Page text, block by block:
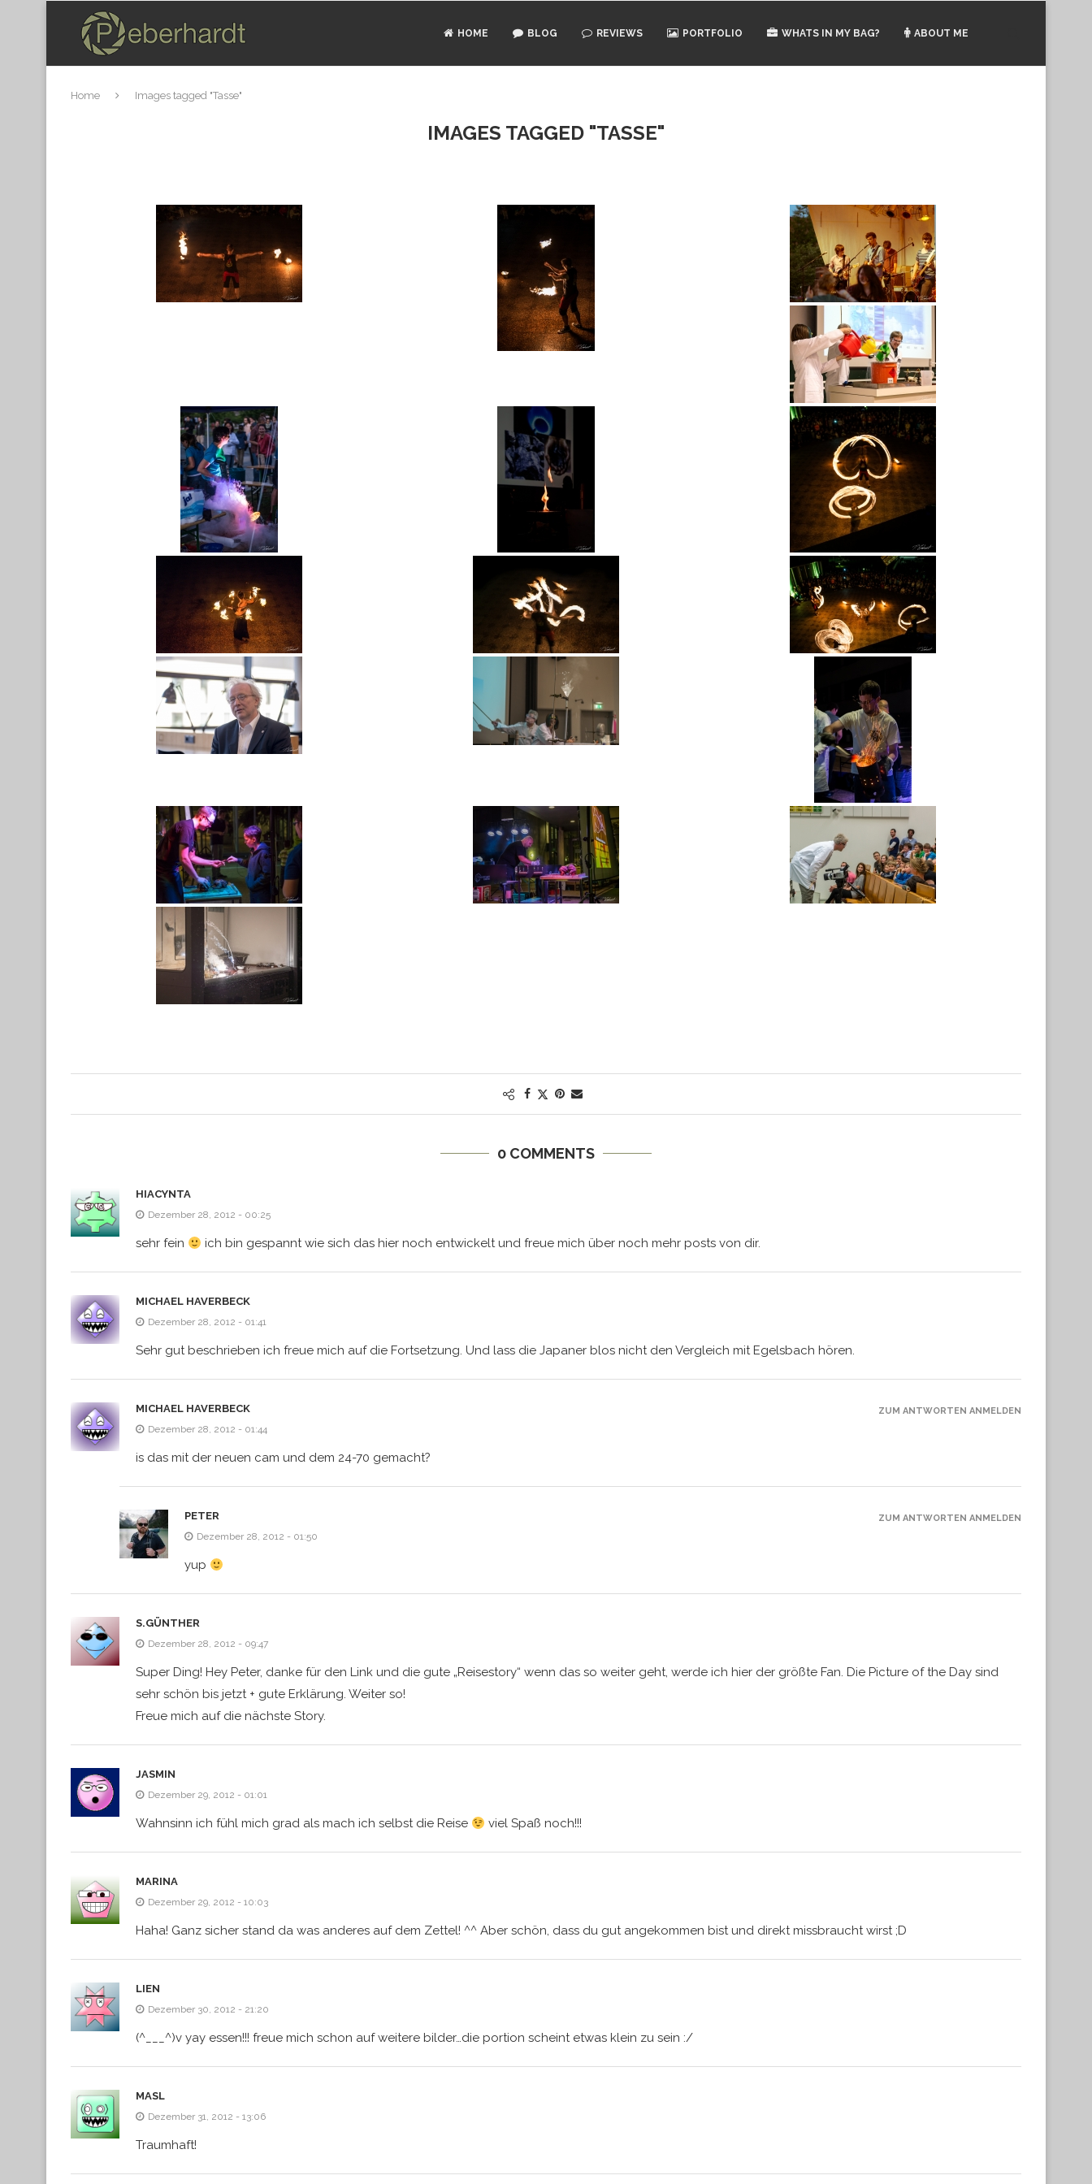
HOME BLOG REVIEWS PORTFOLIO WHATS IN MY BAG? ABOUT ME
Home Images tagged "Tasse"
IMAGES TAGGED "TASSE"
0 COMMENTS
HIACYNTA
Dezember 28, 2012 - 00:25
sehr fein ich bin gespannt wie sich das hier noch entwickelt und freue mich über noch mehr posts von dir.
MICHAEL HAVERBECK
Dezember 28, 2012 - 01:41
Sehr gut beschrieben ich freue mich auf die Fortsetzung. Und lass die Japaner blos nicht den Vergleich mit Egelsbach hören.
MICHAEL HAVERBECK
Dezember 28, 2012 - 01:44
is das mit der neuen cam und dem 24-70 gemacht?
ZUM ANTWORTEN ANMELDEN
PETER
Dezember 28, 2012 - 01:50
yup
ZUM ANTWORTEN ANMELDEN
S.GÜNTHER
Dezember 28, 2012 - 09:47
Super Ding! Hey Peter, danke für den Link und die gute „Reisestory“ wenn das so weiter geht, werde ich hier der größte Fan. Die Picture of the Day sind
sehr schön bis jetzt + gute Erklärung. Weiter so!
Freue mich auf die nächste Story.
JASMIN
Dezember 29, 2012 - 01:01
Wahnsinn ich fühl mich grad als mach ich selbst die Reise viel Spaß noch!!!
MARINA
Dezember 29, 2012 - 10:03
Haha! Ganz sicher stand da was anderes auf dem Zettel! ^^ Aber schön, dass du gut angekommen bist und direkt missbraucht wirst ;D
LIEN
Dezember 30, 2012 - 21:20
(^___^)v yay essen!!! freue mich schon auf weitere bilder…die portion scheint etwas klein zu sein :/
MASL
Dezember 31, 2012 - 13:06
Traumhaft!